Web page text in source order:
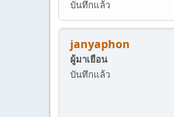
บันทึกแล้ว
janyaphon
ผู้มาเยือน
บันทึกแล้ว